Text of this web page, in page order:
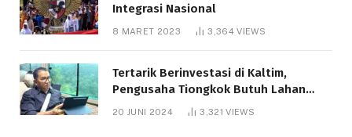
Integrasi Nasional
8 MARET 2023 3,364VIEWS
Tertarik Berinvestasi di Kaltim,
Pengusaha Tiongkok Butuh Lahan
1.000 Hektare
20 JUNI 2024 3,321VIEWS